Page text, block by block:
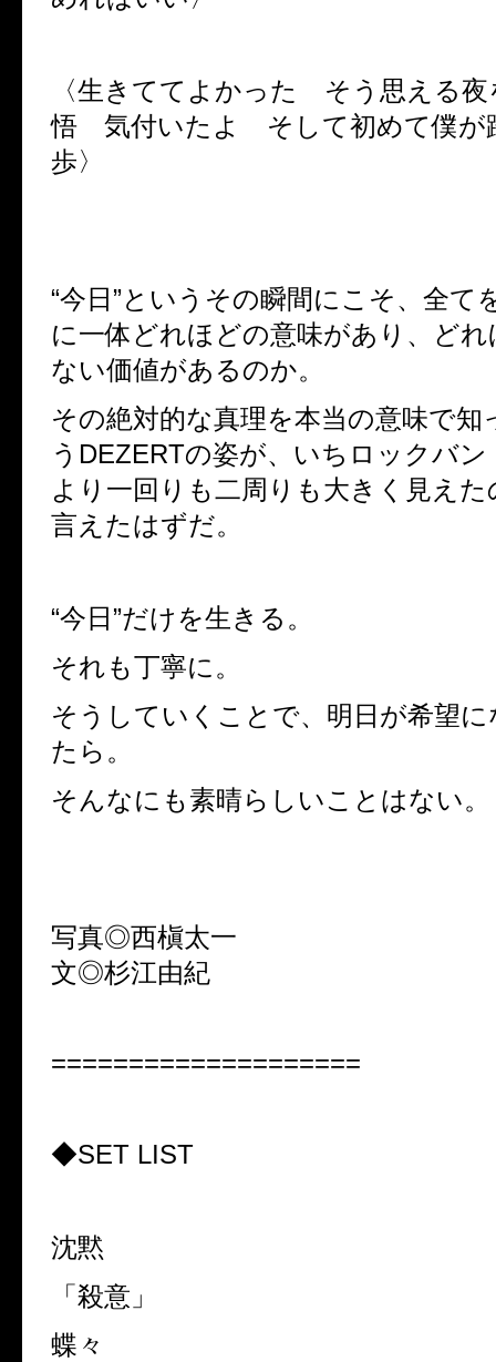
〈生きててよかった そう思える夜
悟 気付いたよ そして初めて僕が
歩〉
“今日 ”というその瞬間にこそ、全て
に一体どれほどの意味があり、
ど
ない価値があるのか。
その絶対的な真理を本当の意味で知
う DEZERTの姿が、 いちロックバン
より一回りも二周りも大きく見え
言えたはずだ。
“今日 ”だけを生きる。
それも丁寧に。
そうしていくことで、明日が希望
たら。
そんなにも素晴らしいことはない。
写真◎西槇太一
文◎杉江由紀
====================
◆SET LIST
沈黙
「殺意」
蝶々